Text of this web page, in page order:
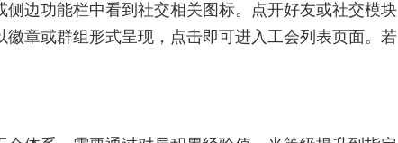
边功能栏中看到社交相关图标。点开好友或社交模块
章或群组形式呈现，点击即可进入工会列表页面。若